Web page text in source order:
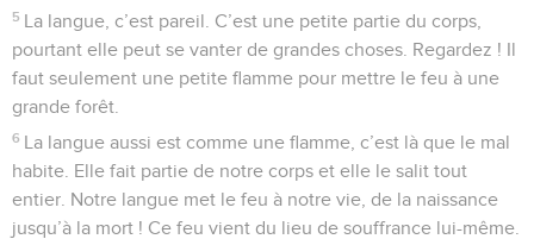
5 La langue, c’est pareil. C’est une petite partie du corps,
pourtant elle peut se vanter de grandes choses. Regardez ! Il
faut seulement une petite flamme pour mettre le feu à une
grande forêt.
6 La langue aussi est comme une flamme, c’est là que le mal
habite. Elle fait partie de notre corps et elle le salit tout
entier. Notre langue met le feu à notre vie, de la naissance
jusqu’à la mort ! Ce feu vient du lieu de souffrance lui-même.